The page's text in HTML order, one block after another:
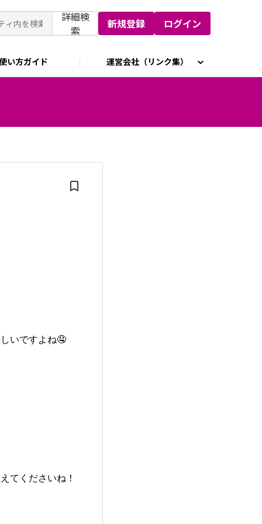
詳細検
索
新規登録 ログイン
い方ガイド 運営会社（リンク集）
いですよね🤤
てくださいね！